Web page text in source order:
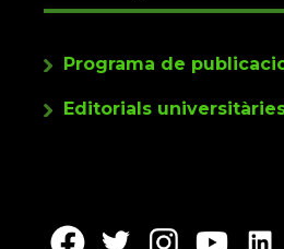
Programa de
Editorials